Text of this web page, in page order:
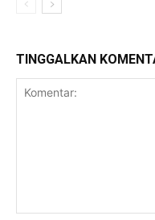
TINGGALKAN